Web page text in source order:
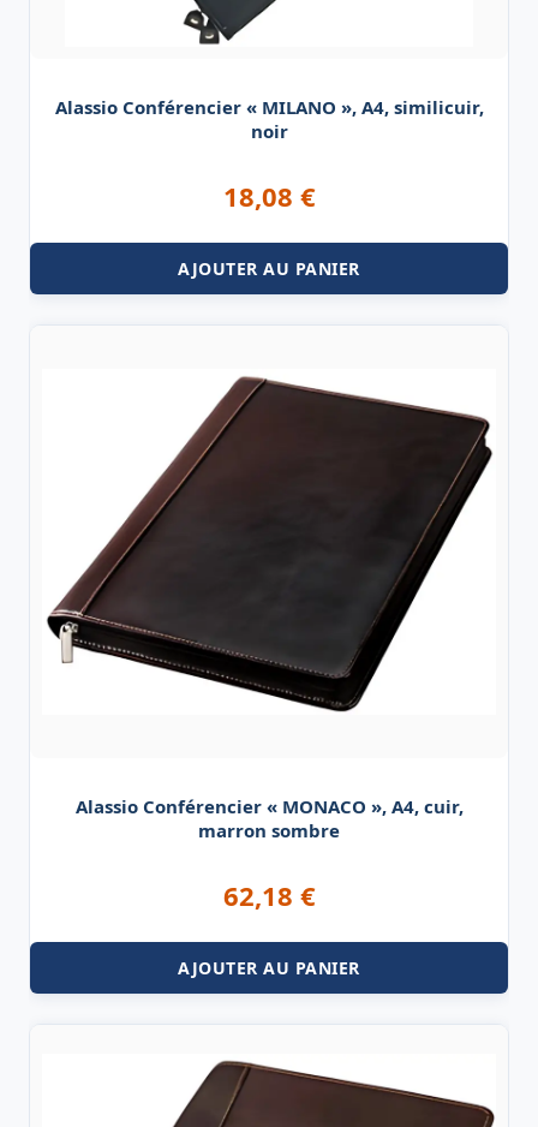
Alassio Conférencier « MILANO », A4, similicuir,
noir
18,08 €
AJOUTER AU PANIER
Alassio Conférencier « MONACO », A4, cuir,
marron sombre
62,18 €
AJOUTER AU PANIER